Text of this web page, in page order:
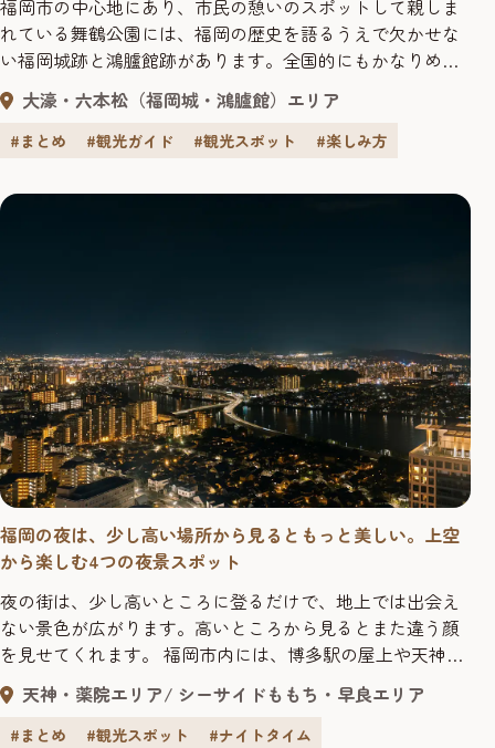
福岡市の中心地にあり、市民の憩いのスポットして親しま
れている舞鶴公園には、福岡の歴史を語るうえで欠かせな
い福岡城跡と鴻臚館跡があります。全国的にもかなりめず
らしい二重の国指定史跡を巡りながら、悠久の歴史に思い
を馳せてみませんか。観光にはもちろん、福岡で暮らす
方々にとっても新しい発見や体験ができるスポットとして
史スポットに欠かせない着物体験...
大濠・六本松（福岡城・鴻臚館）エリア
#まとめ #観光ガイド #観光スポット #楽しみ方
福岡の夜は、少し高い場所から見るともっと美しい。上空
から楽しむ4つの夜景スポット
夜の街は、少し高いところに登るだけで、地上では出会え
ない景色が広がります。高いところから見るとまた違う顔
を見せてくれます。 福岡市内には、博多駅の屋上や天神エ
リアの緑に囲まれた空間、港を見渡す展望タワー、街のシ
ンボルとして親しまれるタワーなど、少し高い場所から夜
景を楽しめるスポットが点在しています。 高さもロケー
天神・薬院エリア シーサイドももち・早良エリア
#まとめ #観光スポット #ナイトタイム